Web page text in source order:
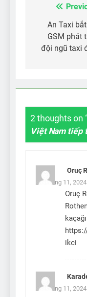
Điều
hướng
bài
An Taxi
GSM phát
đội ngũ taxi
2 thoughts on
Việt Nam tiếp
Oruç
14 Tháng 11,
Oruç
ikci
15 Tháng 11,